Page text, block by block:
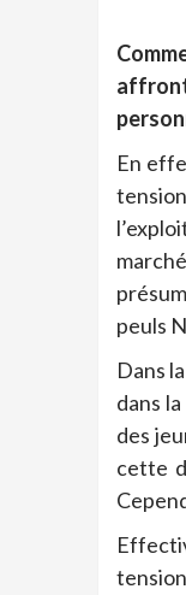
En
peuls
Dans
dans
des
cette